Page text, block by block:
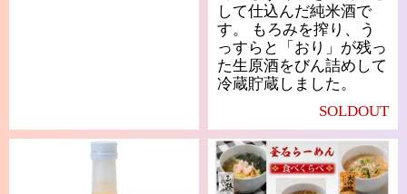
して仕込んだ純米酒で
す。 もろみを搾り、う
っすらと「おり」が残っ
た生原酒をびん詰めして
冷蔵貯蔵しました。
SOLDOUT